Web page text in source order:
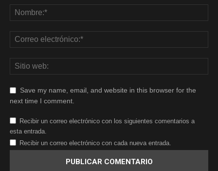
Save my name, email, and website in this browser for the
next time I comment.
Recibir un correo electrónico con los siguientes comentarios a
esta entrada.
Recibir un correo electrónico con cada nueva entrada.